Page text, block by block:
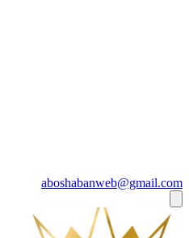
aboshabanweb@gmail.com